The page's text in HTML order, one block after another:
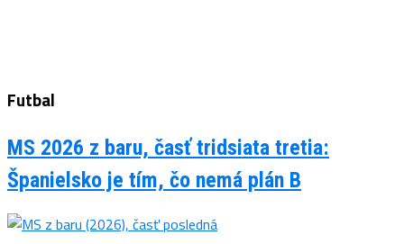
Futbal
MS 2026 z baru, časť tridsiata tretia:
Španielsko je tím, čo nemá plán B